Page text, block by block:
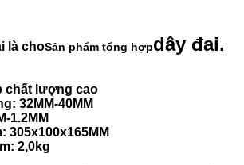
là choSản phẩm tổng hợpdây đai.
chất lượng cao
32MM-40MM
1.2MM
305x100x165MM
2,0kg